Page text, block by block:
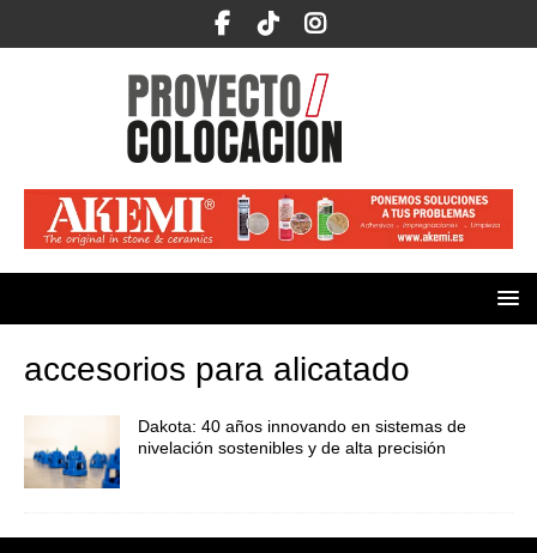
accesorios para alicatado
Dakota: 40 años innovando en sistemas de
nivelación sostenibles y de alta precisión